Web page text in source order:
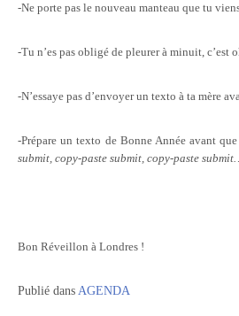
-Ne porte pas le nouveau manteau que tu
-Tu n’es pas obligé de pleurer à minuit, c’est
-N’essaye pas d’envoyer un texto à ta mère
-Prépare un texto de Bonne Année avant
submit, copy-paste submit, copy-paste
Bon Réveillon à Londres !
Publié dans AGENDA